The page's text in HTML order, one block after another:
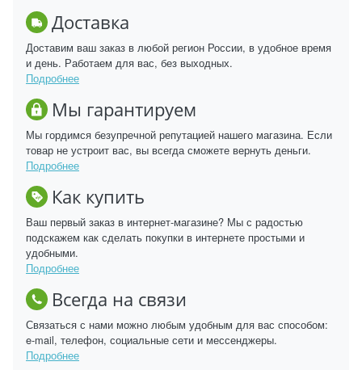
Доставка
Доставим ваш заказ в любой регион России, в удобное время
и день. Работаем для вас, без выходных.
Подробнее
Мы гарантируем
Мы гордимся безупречной репутацией нашего магазина. Если
товар не устроит вас, вы всегда сможете вернуть деньги.
Подробнее
Как купить
Ваш первый заказ в интернет-магазине? Мы с радостью
подскажем как сделать покупки в интернете простыми и
удобными.
Подробнее
Всегда на связи
Связаться с нами можно любым удобным для вас способом:
e-mail, телефон, социальные сети и мессенджеры.
Подробнее